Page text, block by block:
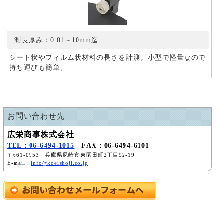
測長厚み：0.01～10mm迄
シート状やフィルム状材料の長さを計測。小型で軽量なので
持ち運びも簡単。
お問い合わせ先
広栄商事株式会社
TEL：06-6494-1015 FAX：06-6494-6101
〒661-0953 兵庫県尼崎市東園田町2丁目92-19
E-mail：info@koeishoji.co.jp